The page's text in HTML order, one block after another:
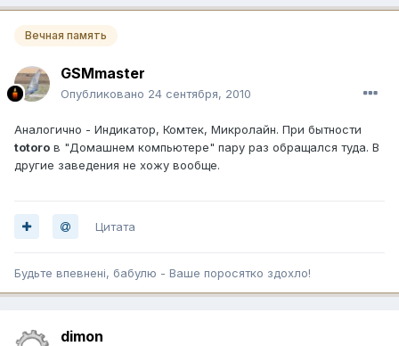
Вечная память
GSMmaster
Опубликовано 24 сентября, 2010
Аналогично - Индикатор, Комтек, Микролайн. При бытности
totoro в "Домашнем компьютере" пару раз обращался туда. В
другие заведения не хожу вообще.
Цитата
Будьте впевненi, бабулю - Ваше поросятко здохло!
dimon